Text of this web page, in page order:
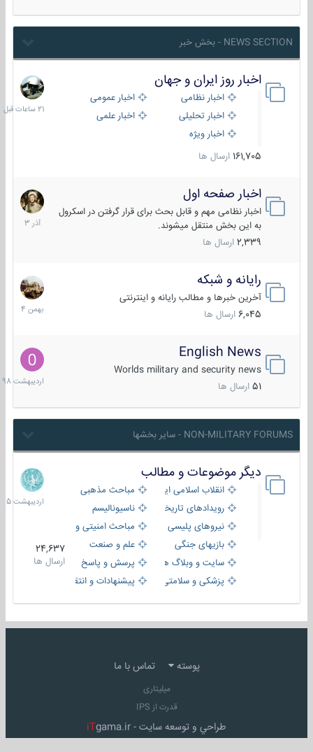
NEWS SECTION - بخش خبر
اخبار روز ایران و جهان
اخبار نظامی
اخبار عمومی
اخبار تحلیلی
اخبار علمی
اخبار ویژه
161,705 ارسال ها
21
ساعات
قبل
اخبار صفحه اول
اخبار نظامی مهم و قابل بحث برای قرار گرفتن در اسکرول
به این بخش منتقل میشوند.
2,339 ارسال ها
7
آذر
1403
رایانه و شبکه
آخرین خبرها و مطالب رایانه و اینترنتی
6,045 ارسال ها
30
بهمن
1404
English News
Worlds military and security news
51 ارسال ها
10
1398
NON-MILITARY FORUMS - سایر بخشها
دیگر موضوعات و مطالب
انقلاب اسلامی ایران
مباحث مذهبی
رویدادهای تاریخی و مذهبیناسیونالیسم
نیروهای پلیسی
مباحث امنیتی و اطلاعاتی
بازیهای جنگی
علم و صنعت
سایت و وبلاگ ها
پرسش و پاسخ
پزشکی و سلامتی
پیشنهادات و انتقادات
24,637
ارسال ها
8
1405
پوسته تماس با ما
میلیتاری
قدرت از IPS
طراحي و توسعه سايت - iTgama.ir